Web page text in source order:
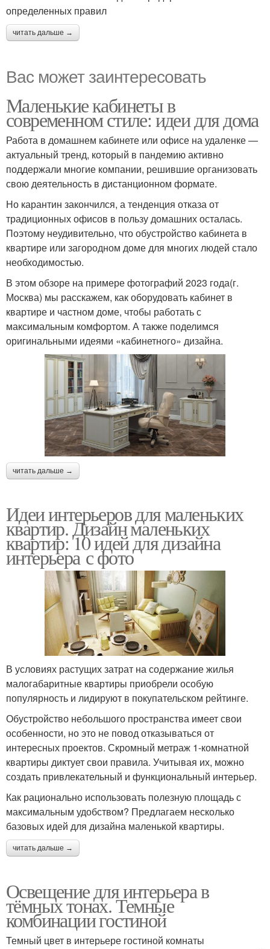
определенных правил
читать дальше →
Вас может заинтересовать
Маленькие кабинеты в
современном стиле: идеи для дома
Работа в домашнем кабинете или офисе на удаленке —
актуальный тренд, который в пандемию активно
поддержали многие компании, решившие организовать
свою деятельность в дистанционном формате.
Но карантин закончился, а тенденция отказа от
традиционных офисов в пользу домашних осталась.
Поэтому неудивительно, что обустройство кабинета в
квартире или загородном доме для многих людей стало
необходимостью.
В этом обзоре на примере фотографий 2023 года(г.
Москва) мы расскажем, как оборудовать кабинет в
квартире и частном доме, чтобы работать с
максимальным комфортом. А также поделимся
оригинальными идеями «кабинетного» дизайна.
читать дальше →
Идеи интерьеров для маленьких
квартир. Дизайн маленьких
квартир: 10 идей для дизайна
интерьера с фото
В условиях растущих затрат на содержание жилья
малогабаритные квартиры приобрели особую
популярность и лидируют в покупательском рейтинге.
Обустройство небольшого пространства имеет свои
особенности, но это не повод отказываться от
интересных проектов. Скромный метраж 1-комнатной
квартиры диктует свои правила. Учитывая их, можно
создать привлекательный и функциональный интерьер.
Как рационально использовать полезную площадь с
максимальным удобством? Предлагаем несколько
базовых идей для дизайна маленькой квартиры.
читать дальше →
Освещение для интерьера в
тёмных тонах. Темные
комбинации гостиной
Темный цвет в интерьере гостиной комнаты